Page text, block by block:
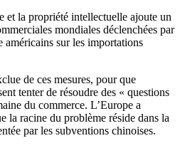
et la propriété intellectuelle ajoute un
mondiales déclenchées par
américains sur les importations
de ces mesures, pour que
tenter de résoudre des « questions
du commerce. L’Europe a
la racine du problème réside dans la
par les subventions chinoises.